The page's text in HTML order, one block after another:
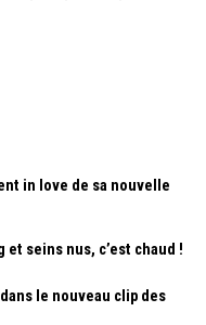
in love de sa nouvelle
et seins nus, c’est chaud !
le nouveau clip des